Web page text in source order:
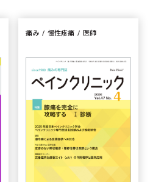
痛み 慢性疼痛 医師